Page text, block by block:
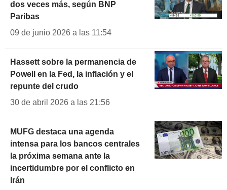
dos veces más, según BNP
Paribas
09 de junio 2026 a las 11:54
Hassett sobre la permanencia de
Powell en la Fed, la inflación y el
repunte del crudo
30 de abril 2026 a las 21:56
MUFG destaca una agenda
intensa para los bancos centrales
la próxima semana ante la
incertidumbre por el conflicto en
Irán